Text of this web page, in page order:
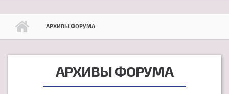
АРХИВЫ ФОРУМА
АРХИВЫ ФОРУМА